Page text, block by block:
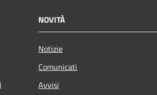
NOVITÀ
Notizie
Comunicati
Avvisi